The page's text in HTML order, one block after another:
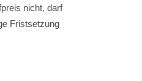
nicht, darf
Fristsetzung